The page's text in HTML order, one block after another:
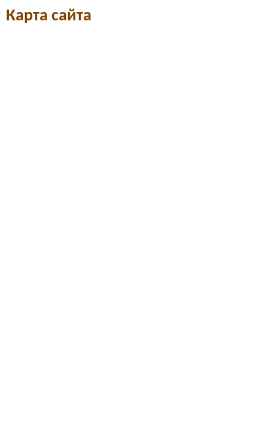
Карта сайта